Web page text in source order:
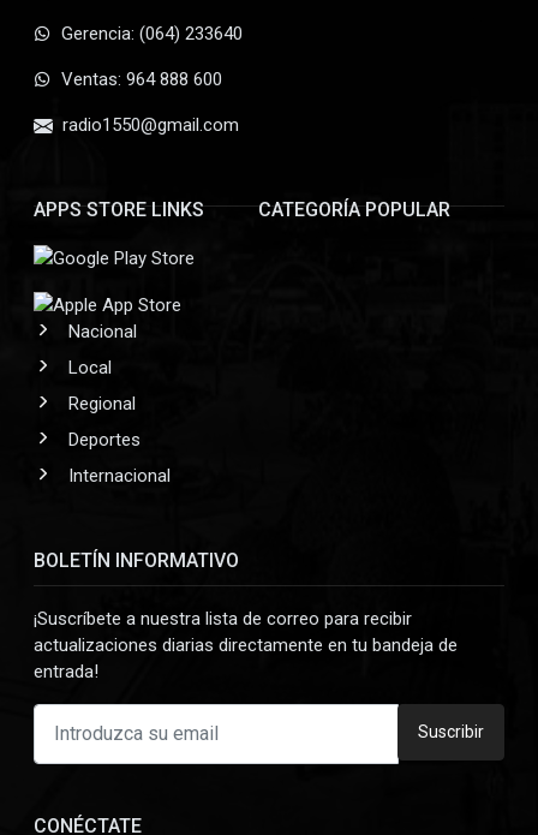
Gerencia: (064) 233640
Ventas: 964 888 600
radio1550@gmail.com
APPS STORE LINKS CATEGORÍA POPULAR
Nacional
Local
Regional
Deportes
Internacional
BOLETÍN INFORMATIVO
¡Suscríbete a nuestra lista de correo para recibir
actualizaciones diarias directamente en tu bandeja de
entrada!
Suscribir
CONÉCTATE